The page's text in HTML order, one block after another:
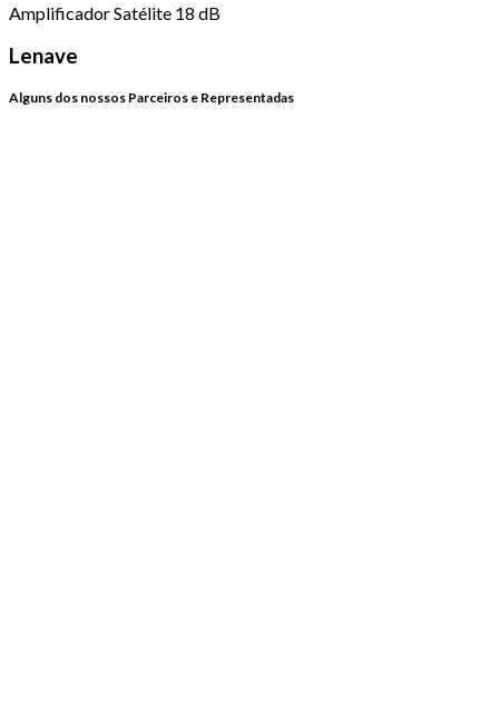
Amplificador Satélite 18 dB
Lenave
Alguns dos nossos Parceiros e Representadas